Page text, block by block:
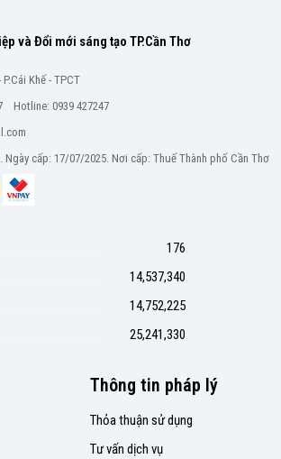
và Đổi mới sáng tạo TP.Cần Thơ
Khế - TPCT
Hotline: 0939 427247
Ngày cấp: 17/07/2025. Nơi cấp: Thuế Thành phố Cần Thơ
176
14,537,340
14,752,225
25,241,330
Thông tin pháp lý
Thỏa thuận sử dụng
Tư vấn dịch vụ